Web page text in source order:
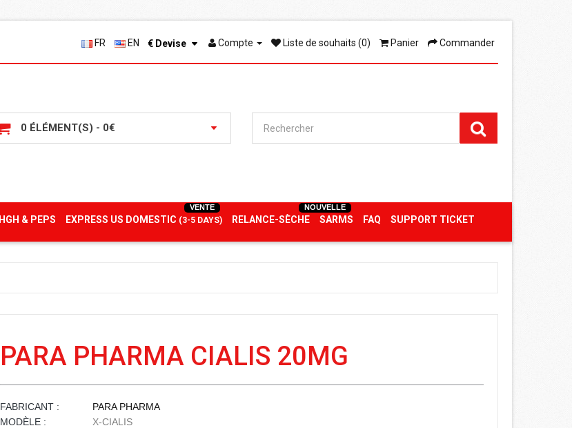
FR EN € Devise Compte Liste de souhaits (0) Panier Commander
0 ÉLÉMENT(S) - 0€
HGH & PEPS EXPRESS US DOMESTIC (3-5 DAYS)
VENTE
RELANCE-SÈCHE SARMS
NOUVELLE
FAQ SUPPORT TICKET
PARA PHARMA CIALIS 20MG
FABRICANT :
PARA PHARMA
MODÈLE :
X-CIALIS